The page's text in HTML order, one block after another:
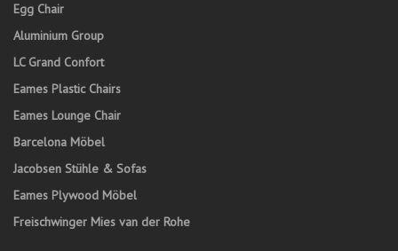
Egg Chair
Aluminium Group
LC Grand Confort
Eames Plastic Chairs
Eames Lounge Chair
Barcelona Möbel
Jacobsen Stühle & Sofas
Eames Plywood Möbel
Freischwinger Mies van der Rohe